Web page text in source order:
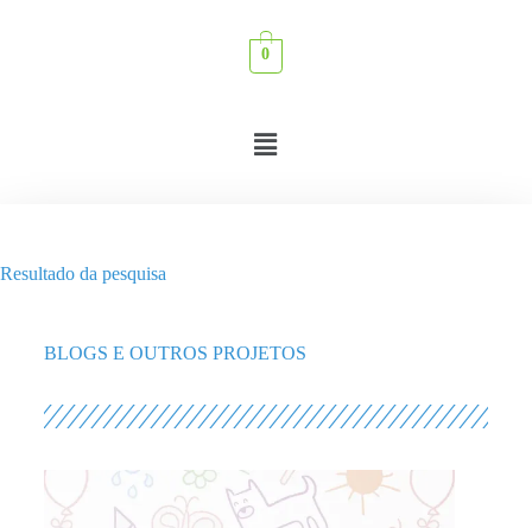
0
Resultado da pesquisa
BLOGS E OUTROS PROJETOS